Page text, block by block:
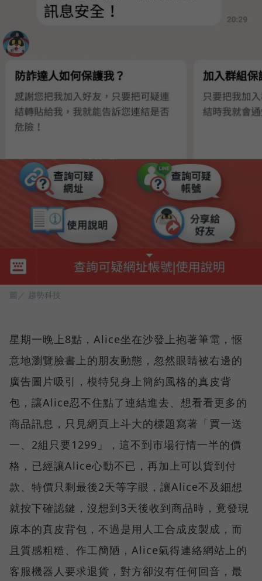
圖／ 趨勢科技
星期一晚上8點，Alice坐在沙發上抱著筆電，愜
意地瀏覽臉書上的朋友動態，忽然眼睛被右邊的
廣告圖片吸引，模特兒身上簡約風格的真皮背
包，讓Alice忍不住點了連結進去、想看看更多的
商品訊息，只見網頁上斗大的標題寫著「買一送
一、2組只要1299」，這不到市場行情一半的價
格，已經讓Alice心動不已，再加上可以貨到付
款、特價只剩最後2天等字眼，讓Alice不及細想
就按下確認鍵，沒想到3天後收到商品時，竟發現
原本的真皮背包，不過是用人工合成皮製成，而
且質感粗糙、作工簡陋，Alice氣得連絡網站上的
客服機器人要求退貨，對方卻沒有任何回音，最